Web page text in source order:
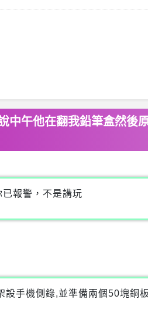
中午他在翻我鉛筆盒然後
報警，不是講玩
手機側錄,並準備兩個50塊銅